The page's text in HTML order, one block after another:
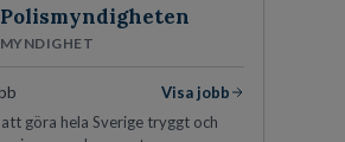
Polismyndigheten
MYNDIGHET
Visa jobb
göra hela Sverige tryggt och